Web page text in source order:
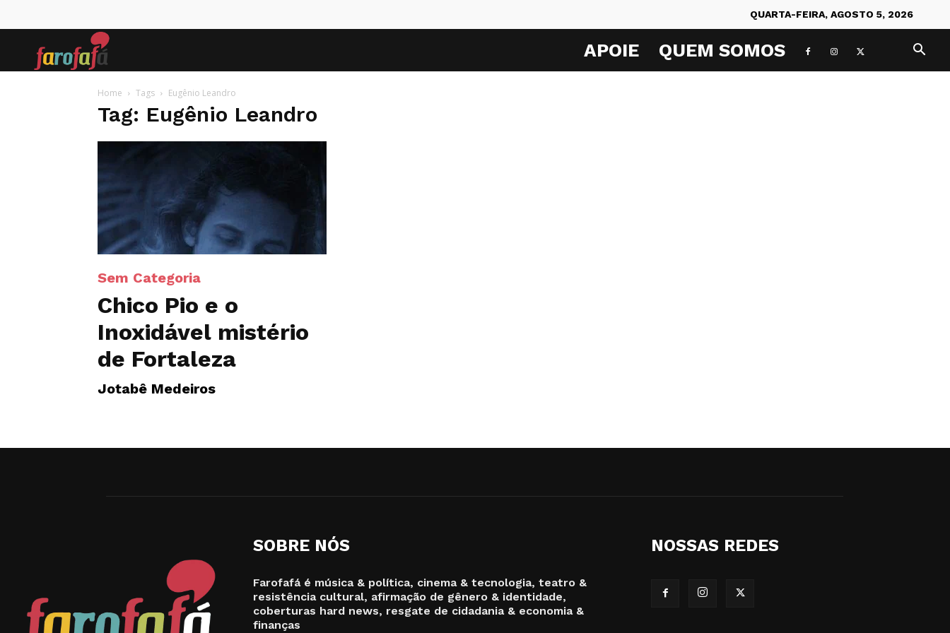
QUARTA-FEIRA, AGOSTO 5, 2026
APOIE QUEM SOMOS
Home Tags Eugênio Leandro
Tag: Eugênio Leandro
Sem Categoria
Chico Pio e o
Inoxidável mistério
de Fortaleza
Jotabê Medeiros
SOBRE NÓS
Farofafá é música & política, cinema & tecnologia, teatro &
resistência cultural, afirmação de gênero & identidade,
coberturas hard news, resgate de cidadania & economia &
finanças
NOSSAS REDES